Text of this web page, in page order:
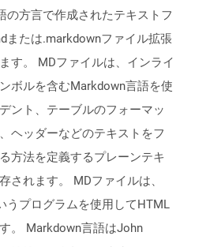
の方言で作成されたテキストフ
または.markdownファイル拡張
す。 MDファイルは、インライ
ボルを含むMarkdown言語を使
ント、テーブルのフォーマッ
ヘッダーなどのテキストをフ
方法を定義するプレーンテキ
されます。 MDファイルは、
うプログラムを使用してHTML
。 Markdown言語はJohn